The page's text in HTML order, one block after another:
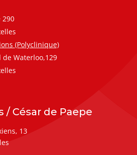
290
(Polyclinique)
de Waterloo,129
/ César de Paepe
13